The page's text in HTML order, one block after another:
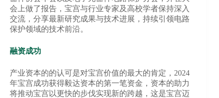
会上做了报告，宝宫与行业专家及高校学者保持深入
交流，分享最新研究成果与技术进展，持续引领电路
保护领域的技术前沿。
融资成功
产业资本的的认可是对宝宫价值的最大的肯定，2024
年宝宫成功获得毅达资本的第一笔资金，资本的助力
将推动宝宫以更快的步伐实现新的跨越，这是宝宫迈